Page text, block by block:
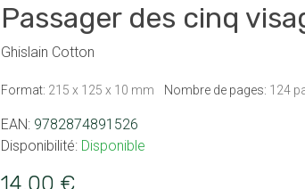
Passager des cinq
Ghislain Cotton
Format: 215 x 125 x 10 mm Nombre de pages: 124
EAN: 9782874891526
Disponibilité: Disponible
14,00 €